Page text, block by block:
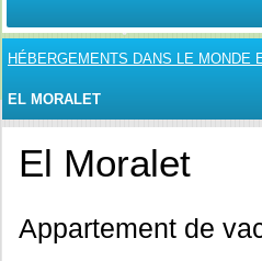
HÉBERGEMENTS DANS LE MONDE
EL MORALET
El Moralet
Appartement de